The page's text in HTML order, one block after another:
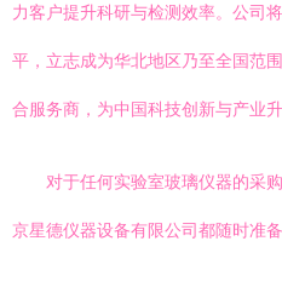
力客户提升科研与检测效率。公司
平，立志成为华北地区乃至全国范
合服务商，为中国科技创新与产业
对于任何实验室玻璃仪器的采
京星德仪器设备有限公司都随时准